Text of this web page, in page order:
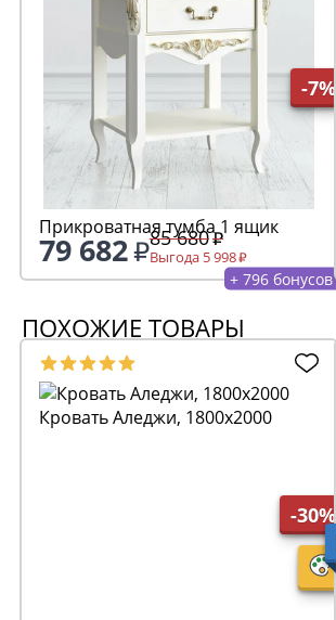
-7%
Прикроватная тумба 1 ящик
79 682 85 680
Выгода 5 998
+ 796 бонусов
ПОХОЖИЕ ТОВАРЫ
-30%
Кровать Аледжи, 1800х2000